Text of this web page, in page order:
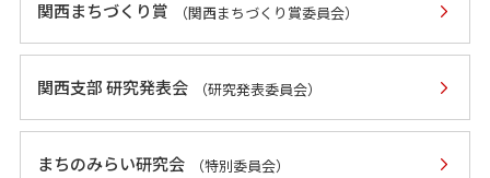
関西まちづくり賞 （関西まちづくり賞委員会）
関西支部 研究発表会 （研究発表委員会）
まちのみらい研究会 （特別委員会）